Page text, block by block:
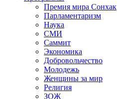
Премия мира Сонхак
Парламентаризм
Наука
СМИ
Саммит
Экономика
Добровольчество
Молодежь
Женщины за мир
Религия
ЗОЖ